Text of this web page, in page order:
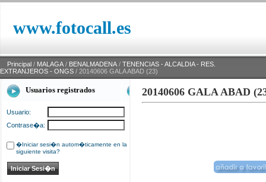
www.fotocall.es
Principal / MALAGA / BENALMADENA / TENENCIAS - ALCALDIA - RES.
EXTRANJEROS - ONGS / 20140606 GALA ABAD (23)
Usuarios registrados
Usuario:
Contrase�a:
�Iniciar sesi�n autom�ticamente en la
siguiente visita?
20140606 GALA ABAD